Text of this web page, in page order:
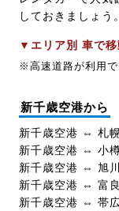
しておきましょう。
▼エリア別 車で
※高速道路が利用で
新千歳空港から
新千歳空港 ⇔ 札
新千歳空港 ⇔ 小
新千歳空港 ⇔ 旭
新千歳空港 ⇔ 富
新千歳空港 ⇔ 帯